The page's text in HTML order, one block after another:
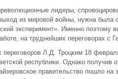
лидеры,
из мировой войны, нужна была
эксперимент». Именно поэтому
на труднейших переговорах с
Л.Д. Троцким 18
республики. Однако получив
правительство пошло